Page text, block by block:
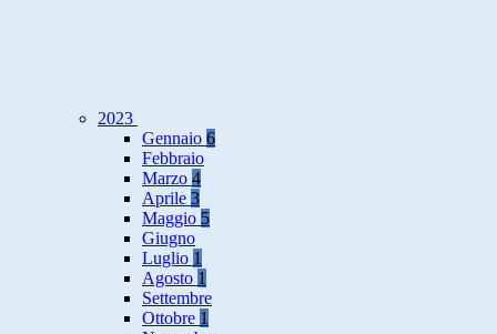
2023
Gennaio 6
Febbraio
Marzo 4
Aprile 3
Maggio 5
Giugno
Luglio 1
Agosto 1
Settembre
Ottobre 1